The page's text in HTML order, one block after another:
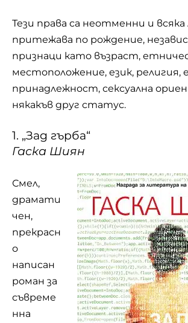
Тези права са неотменни и
притежава по рождение,
признаци като възраст,
местоположение, език, религия,
принадлежност, сексуална
някакъв друг статус.
1. „Зад гърба“
Гаска Шиян
Смел,
драмати
чен,
прекрасн
о
написан
роман за
съвреме
нна